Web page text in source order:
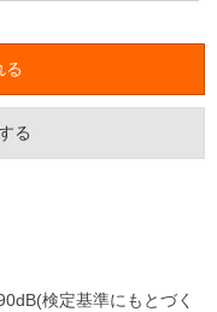
る
検定基準にもとづく